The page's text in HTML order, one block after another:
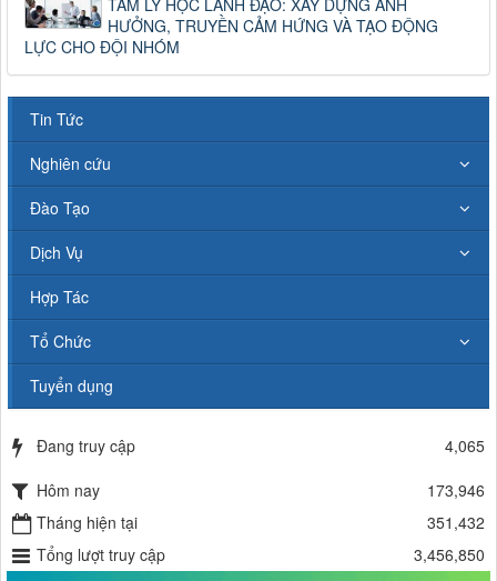
HƯỞNG, TRUYỀN CẢM HỨNG VÀ TẠO ĐỘNG
LỰC CHO ĐỘI NHÓM
Tin Tức
Nghiên cứu
Đào Tạo
Dịch Vụ
Hợp Tác
Tổ Chức
Tuyển dụng
Đang truy cập
4,065
Hôm nay
173,946
Tháng hiện tại
351,432
Tổng lượt truy cập
3,456,850